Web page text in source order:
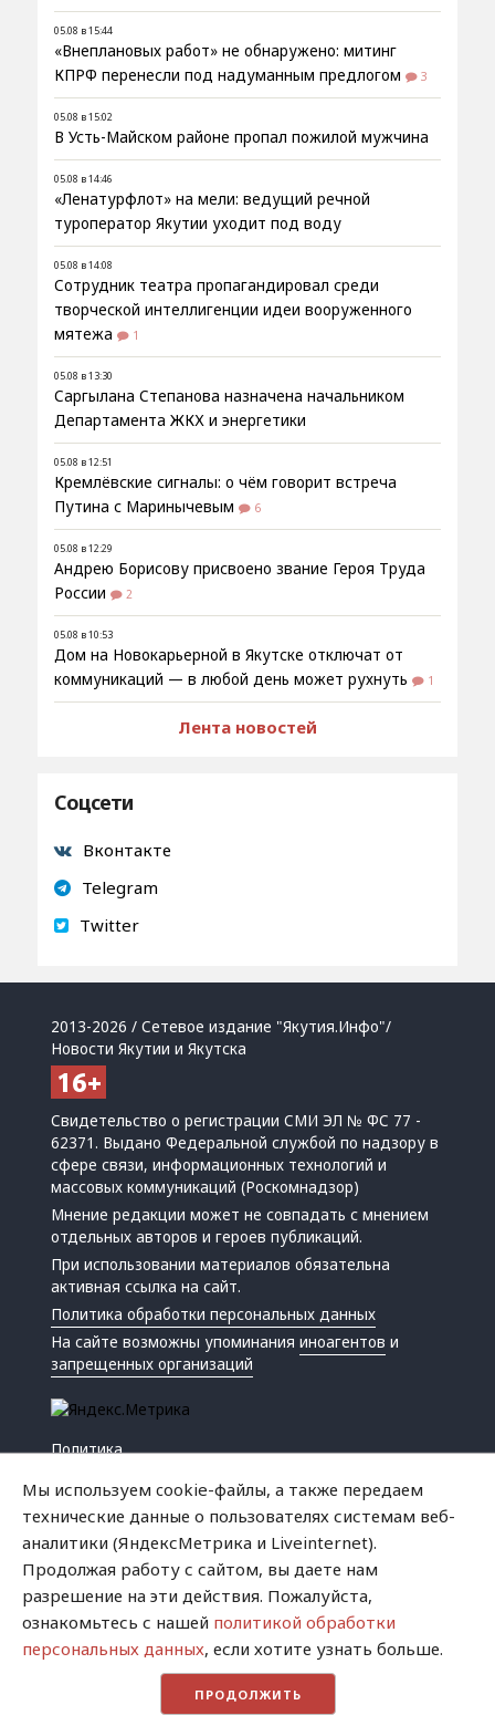
05.08 в 15:44
«Внеплановых работ» не обнаружено: митинг
КПРФ перенесли под надуманным предлогом
3
05.08 в 15:02
В Усть-Майском районе пропал пожилой мужчина
05.08 в 14:46
«Ленатурфлот» на мели: ведущий речной
туроператор Якутии уходит под воду
05.08 в 14:08
Сотрудник театра пропагандировал среди
творческой интеллигенции идеи вооруженного
мятежа
1
05.08 в 13:30
Саргылана Степанова назначена начальником
Департамента ЖКХ и энергетики
05.08 в 12:51
Кремлёвские сигналы: о чём говорит встреча
Путина с Маринычевым
6
05.08 в 12:29
Андрею Борисову присвоено звание Героя Труда
России
2
05.08 в 10:53
Дом на Новокарьерной в Якутске отключат от
коммуникаций — в любой день может рухнуть
1
Лента новостей
Соцсети
Вконтакте
Telegram
Twitter
2013-2026 / Сетевое издание "Якутия.Инфо"/
Новости Якутии и Якутска
Свидетельство о регистрации СМИ ЭЛ № ФС 77 -
62371. Выдано Федеральной службой по надзору в
сфере связи, информационных технологий и
массовых коммуникаций (Роскомнадзор)
Мнение редакции может не совпадать с мнением
отдельных авторов и героев публикаций.
При использовании материалов обязательна
активная ссылка на сайт.
Политика обработки персональных данных
На сайте возможны упоминанияиноагентов и
запрещенных организаций
Политика
Успех
Хватит это терпеть
Мы используем cookie-файлы, а также передаем
технические данные о пользователях системам веб-
аналитики (ЯндексМетрика и Liveinternet).
Продолжая работу с сайтом, вы даете нам
разрешение на эти действия. Пожалуйста,
ознакомьтесь с нашей политикой обработки
персональных данных, если хотите узнать больше.
ПРОДОЛЖИТЬ